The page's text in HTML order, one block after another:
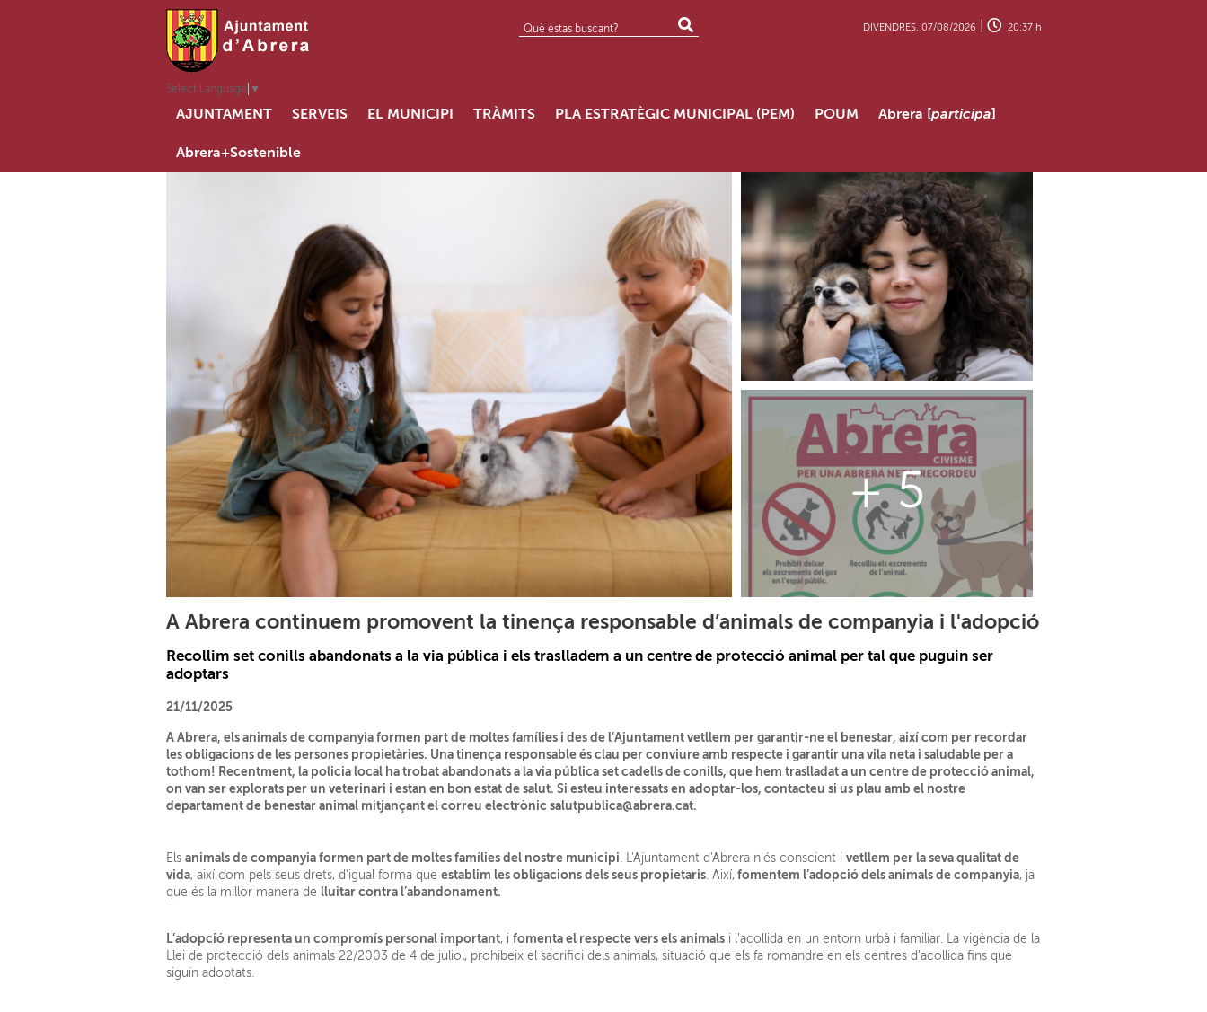
Select Language ▼
DIVENDRES, 07/08/2026 | 20:37 h
AJUNTAMENT SERVEIS EL MUNICIPI TRÀMITS PLA ESTRATÈGIC MUNICIPAL (PEM) POUM Abrera [participa]
Abrera+Sostenible
+ 5
A Abrera continuem promovent la tinença responsable d’animals de companyia i l'adopció
Recollim set conills abandonats a la via pública i els traslladem a un centre de protecció animal per tal que puguin ser
adoptars
21/11/2025
A Abrera, els animals de companyia formen part de moltes famílies i des de l’Ajuntament vetllem per garantir-ne el benestar, així com per recordar
les obligacions de les persones propietàries. Una tinença responsable és clau per conviure amb respecte i garantir una vila neta i saludable per a
tothom! Recentment, la policia local ha trobat abandonats a la via pública set cadells de conills, que hem traslladat a un centre de protecció animal,
on van ser explorats per un veterinari i estan en bon estat de salut. Si esteu interessats en adoptar-los, contacteu si us plau amb el nostre
departament de benestar animal mitjançant el correu electrònic salutpublica@abrera.cat.
Els animals de companyia formen part de moltes famílies del nostre municipi . L'Ajuntament d'Abrera n'és conscient i vetllem per la seva qualitat de
vida, així com pels seus drets, d'igual forma que establim les obligacions dels seus propietaris. Així,fomentem l’adopció dels animals de companyia, ja
que és la millor manera de lluitar contra l’abandonament.
L’adopció representa un compromís personal important, i fomenta el respecte vers els animalsi l’acollida en un entorn urbà i familiar. La vigència de la
Llei de protecció dels animals 22/2003 de 4 de juliol, prohibeix el sacrifici dels animals, situació que els fa romandre en els centres d’acollida fins que
siguin adoptats.